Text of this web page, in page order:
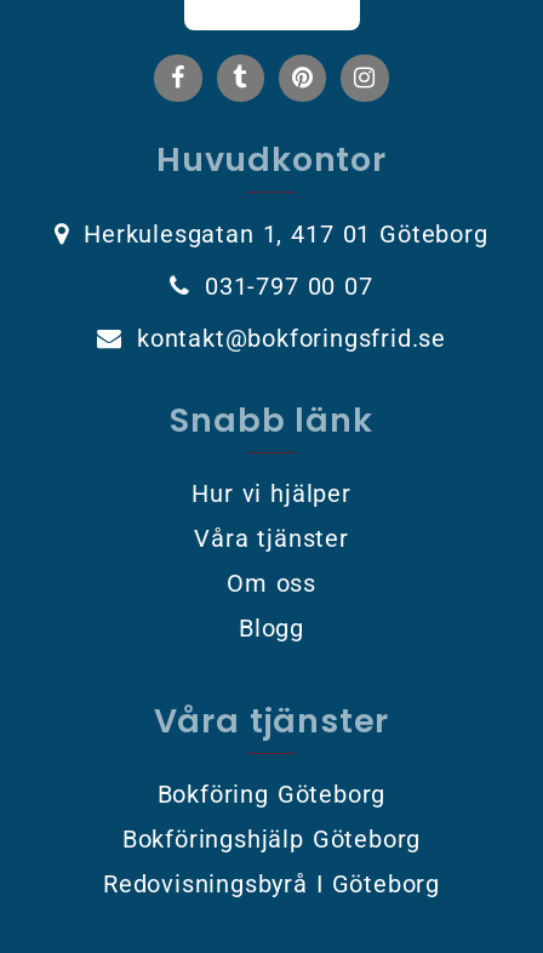
Huvudkontor
Herkulesgatan 1, 417 01 Göteborg
031-797 00 07
kontakt@bokforingsfrid.se
Snabb länk
Hur vi hjälper
Våra tjänster
Om oss
Blogg
Våra tjänster
Bokföring Göteborg
Bokföringshjälp Göteborg
Redovisningsbyrå I Göteborg